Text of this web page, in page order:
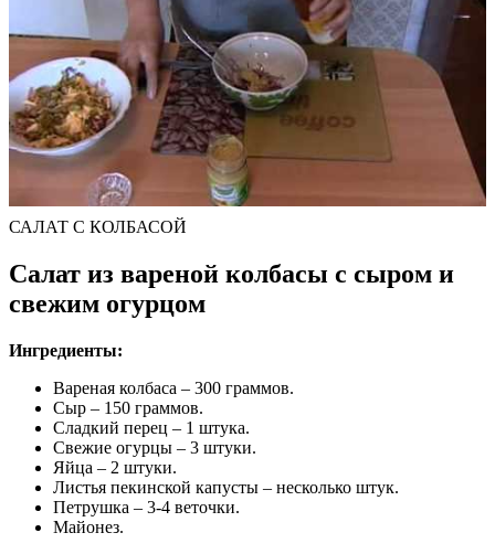
САЛАТ С КОЛБАСОЙ
Салат из вареной колбасы с сыром и
свежим огурцом
Ингредиенты:
Вареная колбаса – 300 граммов.
Сыр – 150 граммов.
Сладкий перец – 1 штука.
Свежие огурцы – 3 штуки.
Яйца – 2 штуки.
Листья пекинской капусты – несколько штук.
Петрушка – 3-4 веточки.
Майонез.